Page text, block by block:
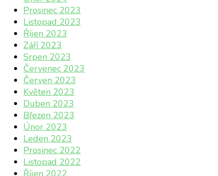
Prosinec 2023
Listopad 2023
Říjen 2023
Září 2023
Srpen 2023
Červenec 2023
Červen 2023
Květen 2023
Duben 2023
Březen 2023
Únor 2023
Leden 2023
Prosinec 2022
Listopad 2022